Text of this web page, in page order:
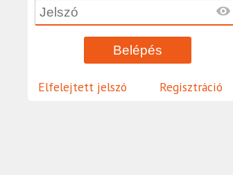
Elfelejtett jelszó Regisztráció